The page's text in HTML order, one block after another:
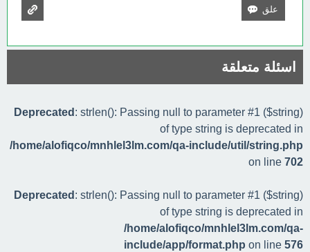
اسئلة متعلقة
Deprecated : strlen(): Passing null to parameter #1 ($string)
of type string is deprecated in
/home/alofiqco/mnhlel3lm.com/qa-include/util/string.php
on line 702
Deprecated : strlen(): Passing null to parameter #1 ($string)
of type string is deprecated in
/home/alofiqco/mnhlel3lm.com/qa-
include/app/format.php on line 576